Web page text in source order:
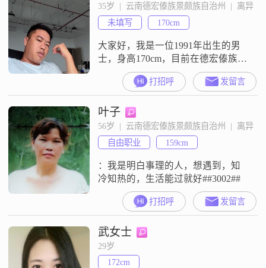
35岁  |  云南德宏傣族景颇族自治州  |  离异
未填写
170cm
大家好，我是一位1991年出生的男
士，身高170cm，目前在德宏傣族景
颇族自治州工作##3002##我的月收
入在5001到8000元之间，拥有大学
本科学历##3002##我觉得自己是一
个稳重可靠的人，对待生活和工作
都比较认真，总是希望能做到最好
##3002##性格方面，我比较乐观积
极，不管遇到什么困难，都尽量以
积极的态
打招呼 发留言
叶子
56岁  |  云南德宏傣族景颇族自治州  |  离异
自由职业
159cm
：我是明白事理的人，想遇到，知
冷知热的，生活能过就好##3002##
打招呼 发留言
武女士
29岁
172cm